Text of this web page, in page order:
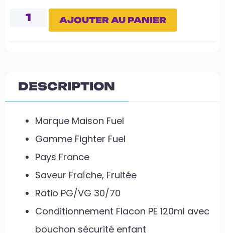
AJOUTER AU PANIER
DESCRIPTION
Marque Maison Fuel
Gamme Fighter Fuel
Pays France
Saveur Fraîche, Fruitée
Ratio PG/VG 30/70
Conditionnement Flacon PE 120ml avec
bouchon sécurité enfant